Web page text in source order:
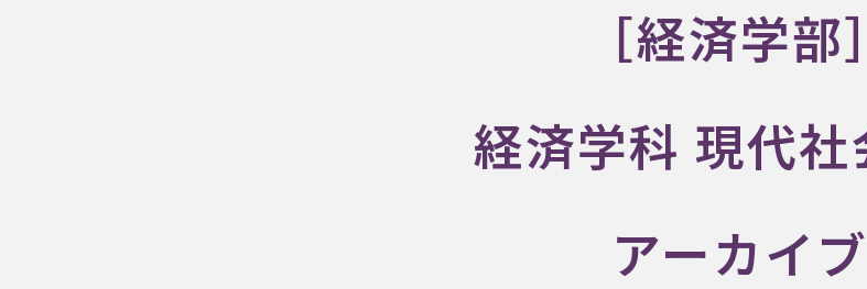
［経済学部］
経済学科 現代社
アーカイブ